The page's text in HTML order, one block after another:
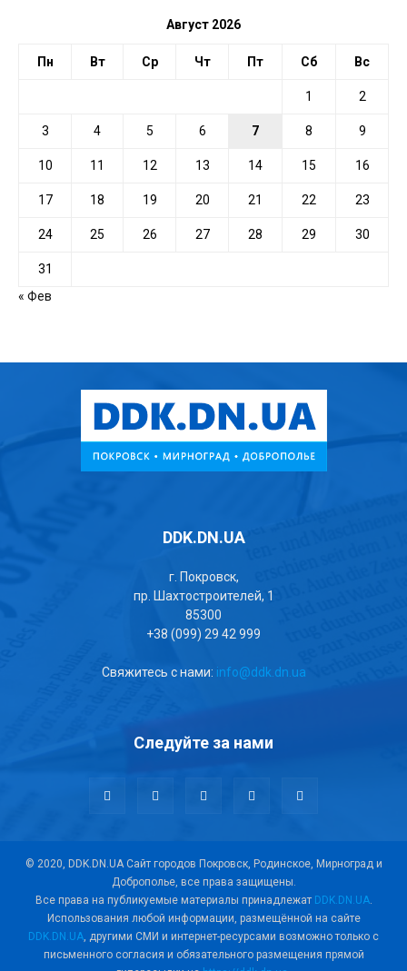
Август 2026
Пн Вт Ср Чт Пт Сб Вс
1 2
3 4 5 6 7 8 9
10 11 12 13 14 15 16
17 18 19 20 21 22 23
24 25 26 27 28 29 30
31
« Фев
DDK.DN.UA
г. Покровск,
пр. Шахтостроителей, 1
85300
+38 (099) 29 42 999
Свяжитесь с нами: info@ddk.dn.ua
Следуйте за нами
© 2020, DDK.DN.UA Сайт городов Покровск, Родинское, Мирноград и
Доброполье, все права защищены.
Все права на публикуемые материалы принадлежат DDK.DN.UA.
Использования любой информации, размещённой на сайте
DDK.DN.UA , другими СМИ и интернет-ресурсами возможно только с
письменного согласия и обязательного размещения прямой